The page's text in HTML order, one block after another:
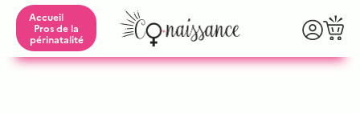
Accueil
Pros de la
périnatalité